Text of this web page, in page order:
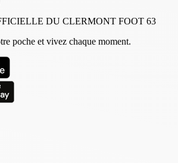
DU CLERMONT FOOT 63
poche et vivez chaque moment.